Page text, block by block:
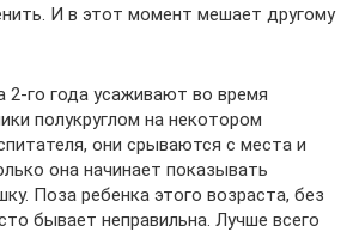
И в этот момент мешает другому
2-го года усаживают во время
полукруглом на некотором
они срываются с места и
она начинает показывать
Поза ребенка этого возраста, без
бывает неправильна. Лучше всего